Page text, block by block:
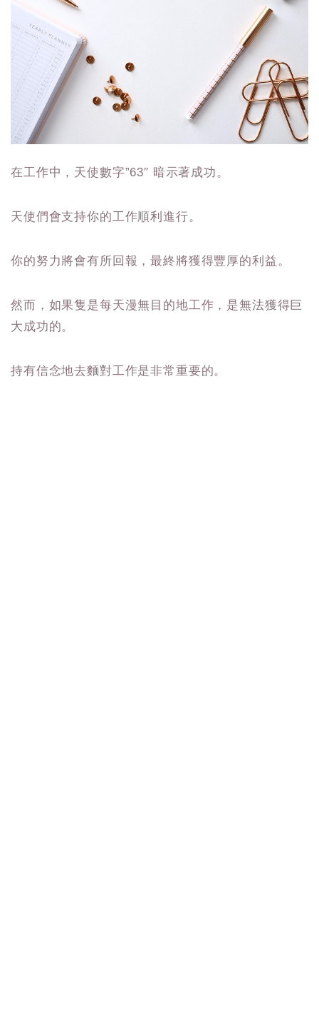
在工作中，天使數字”63″ 暗示著成功。
天使們會支持你的工作順利進行。
你的努力將會有所回報，最終將獲得豐厚的利益。
然而，如果隻是每天漫無目的地工作，是無法獲得巨
大成功的。
持有信念地去麵對工作是非常重要的。